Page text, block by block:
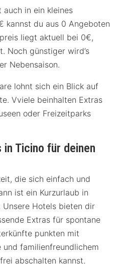
auch in ein kleines
kannst du aus 0 Angeboten
liegt aktuell bei 0€,
Noch günstiger wird’s
Nebensaison.
lohnt sich ein Blick auf
Vviele beinhalten Extras
oder Freizeitparks
Ticino für deinen
die sich einfach und
ist ein Kurzurlaub in
Unsere Hotels bieten dir
Extras für spontane
punkten mit
und familienfreundlichem
abschalten kannst.